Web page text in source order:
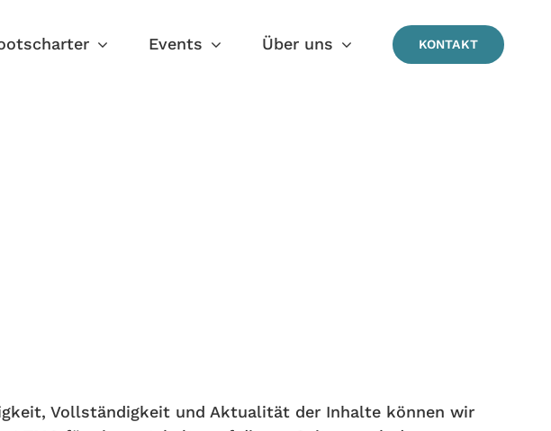
Events Über uns KONTAKT
Vollständigkeit und Aktualität der Inhalte können wir